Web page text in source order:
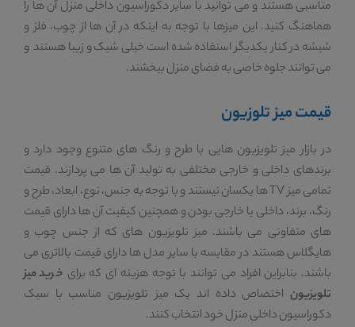
مناسبی هستند و می توانید با سایر دکوراسیون داخلی منزل آن ها را
هماهنگ کنید. این میزها با توجه به اینکه در آن ها از چوب، فلز و
شیشه در کنار یکدیگر استفاده شده است خیلی شیک و زیبا هستند و
می توانند جلوه خاصی به فضای منزل ببخشند.
قیمت میز تلوزیون
در بازار میز تلویزیون هایی با طرح و رنگ های متنوع وجود دارد و
برندهای داخلی و خارجی مختلفی به تولید آن ها می پردازند. قیمت
تمامی میز TV ها یکسان نیستند و با توجه به جنس، نوع، ابعاد، طرح و
رنگ، برند، داخلی یا خارجی بودن و همچنین کیفیت آن ها دارای قیمت
های متفاوتی می باشند. میز تلویزیون های که از جنس چوب و
هایگلاس هستند در مقایسه با سایر مدل ها دارای قیمت بالاتری می
باشند. بنابراین افراد می توانند با توجه هزینه ای که برای خرید میز
تلویزیون اختصاص داده اند یک میز تلویزیون مناسب با سبک
دکوراسیون داخلی منزل خود انتخاب کنند.